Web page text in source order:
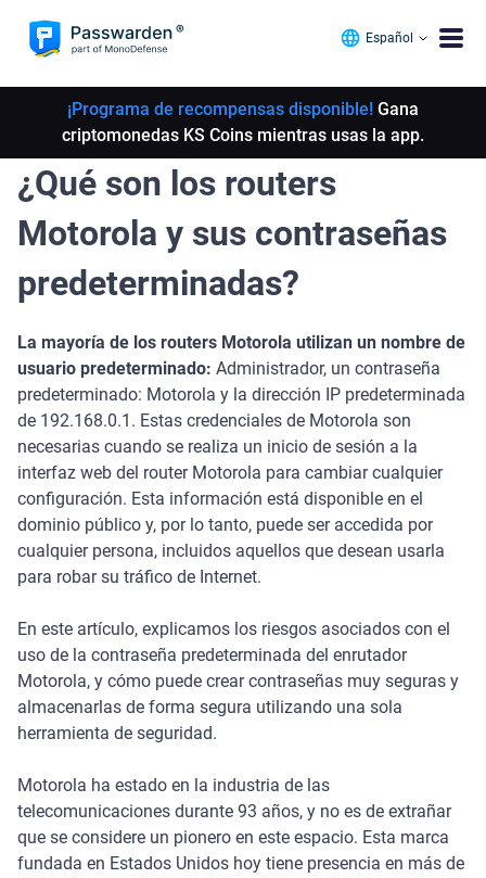
Español
¡Programa de recompensas disponible! Gana
criptomonedas KS Coins mientras usas la app.
¿Qué son los routers
Motorola y sus contraseñas
predeterminadas?
La mayoría de los routers Motorola utilizan un nombre de
usuario predeterminado: Administrador, un contraseña
predeterminado: Motorola y la dirección IP predeterminada
de 192.168.0.1. Estas credenciales de Motorola son
necesarias cuando se realiza un inicio de sesión a la
interfaz web del router Motorola para cambiar cualquier
configuración. Esta información está disponible en el
dominio público y, por lo tanto, puede ser accedida por
cualquier persona, incluidos aquellos que desean usarla
para robar su tráfico de Internet.
En este artículo, explicamos los riesgos asociados con el
uso de la contraseña predeterminada del enrutador
Motorola, y cómo puede crear contraseñas muy seguras y
almacenarlas de forma segura utilizando una sola
herramienta de seguridad.
Motorola ha estado en la industria de las
telecomunicaciones durante 93 años, y no es de extrañar
que se considere un pionero en este espacio. Esta marca
fundada en Estados Unidos hoy tiene presencia en más de